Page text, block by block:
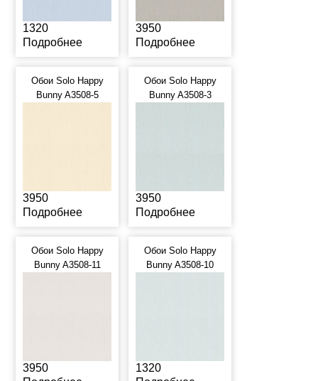
1320
Подробнее
3950
Подробнее
Обои Solo Happy
Bunny A3508-5
3950
Подробнее
Обои Solo Happy
Bunny A3508-3
3950
Подробнее
Обои Solo Happy
Bunny A3508-11
3950
Обои Solo Happy
Bunny A3508-10
1320